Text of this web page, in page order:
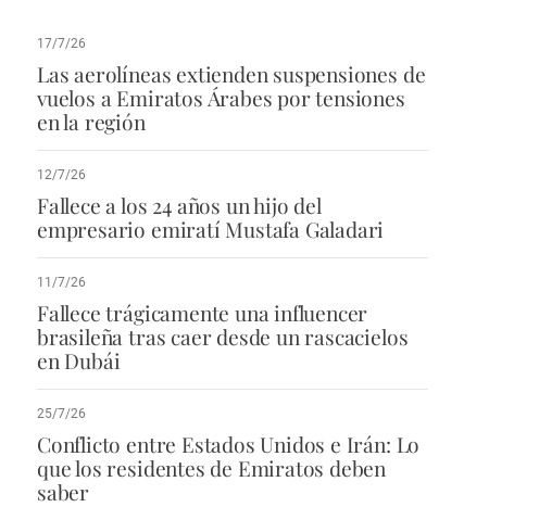
17/7/26
Las aerolíneas extienden suspensiones de
vuelos a Emiratos Árabes por tensiones
en la región
12/7/26
Fallece a los 24 años un hijo del
empresario emiratí Mustafa Galadari
11/7/26
Fallece trágicamente una influencer
brasileña tras caer desde un rascacielos
en Dubái
25/7/26
Conflicto entre Estados Unidos e Irán: Lo
que los residentes de Emiratos deben
saber